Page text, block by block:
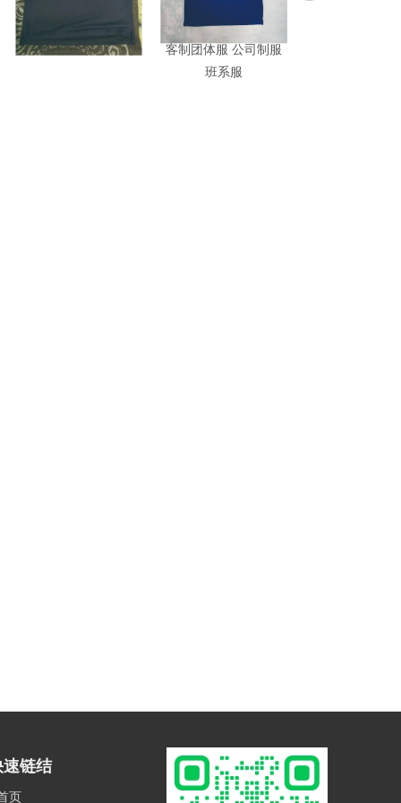
POLO企业制服印刷
客制团体服 公司制服
班系服
速链结
页